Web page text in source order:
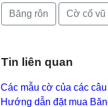
Băng rôn Cờ cổ vũ
Tin liên quan
Các mẫu cờ của các
Hướng dẫn đặt mua